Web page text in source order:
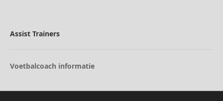
Assist Trainers
Voetbalcoach informatie